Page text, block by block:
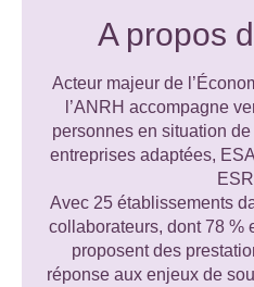
A propos
Acteur majeur de
l’ANRH accompagne
personnes en situation
entreprises adaptées,
Avec 25 établissements
collaborateurs, dont 78 %
proposent des
réponse aux enjeux de